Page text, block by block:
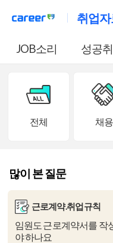
취업
JOB소리 성공
전체 채용
많이 본 질문
근로계약.취업규칙
임원도 근로계약서를 작
야 하나요